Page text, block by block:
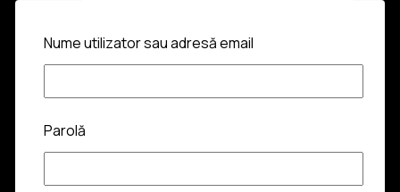
Nume utilizator sau adresă email
Parolă